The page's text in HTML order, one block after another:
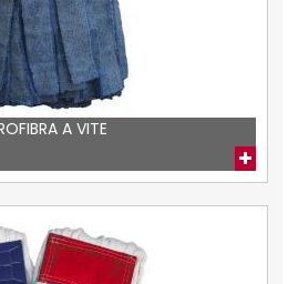
A VITE